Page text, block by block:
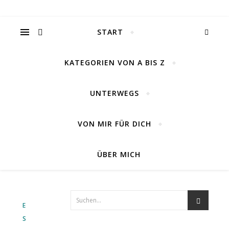
START
KATEGORIEN VON A BIS Z
UNTERWEGS
VON MIR FÜR DICH
ÜBER MICH
E
S